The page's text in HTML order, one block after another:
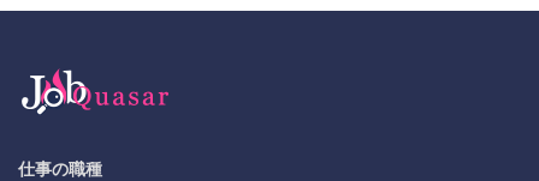
仕事の職種